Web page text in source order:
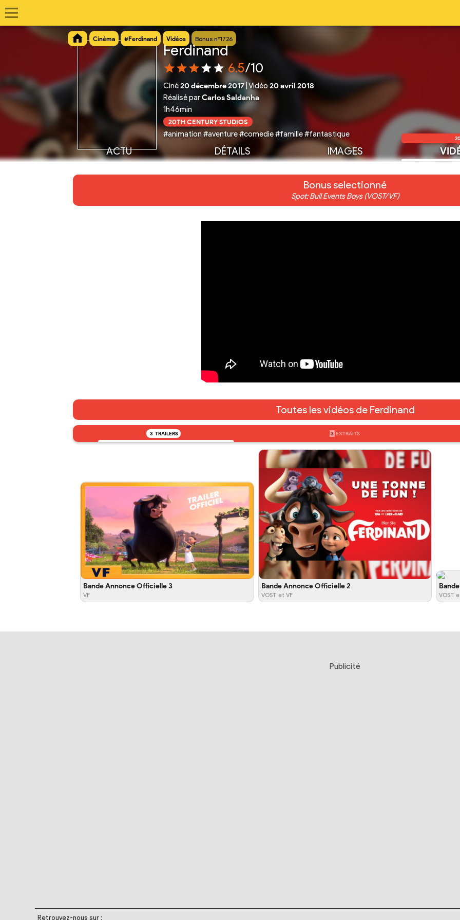
Cinéma #Ferdinand Vidéos Bonus n°1726
Ferdinand
6.5/10
Ciné20 décembre 2017| Vidéo 20 avril 2018
Réalisé parCarlos Saldanha
1h46min
20TH CENTURY STUDIOS
#animation #aventure #comedie #famille #fantastique
ACTU DÉTAILS IMAGES
Bonus selectionné
Spot: Bull Events Boys (VOST/VF)
Toutes les vidéos de Ferdinand
3 TRAILERS 3 EXTRAITS
Bande Annonce Officielle 3
VF
Bande Annonce Officielle 2
VOST et VF VOST
Publicité
Retrouvez-nous sur :